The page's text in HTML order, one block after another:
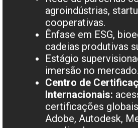
agroindústrias,
cooperativas.
Ênfase em ESG,
cadeias produtivas
Estágio
imersão no mercado.
Centro de
Internacionais:
certificações
Adobe, Autodesk,